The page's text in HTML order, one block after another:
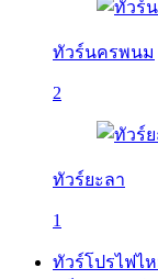
ทัวร์นครพนม
2
ทัวร์ยะลา
1
ทัวร์โปรไฟไ